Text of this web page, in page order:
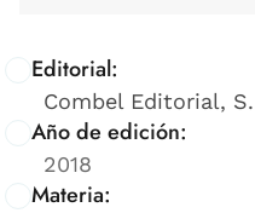
Editorial:
Combel Editorial,
Año de edición:
2018
Materia: